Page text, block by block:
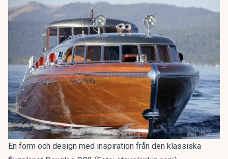
En form och design med inspiration från den klassiska